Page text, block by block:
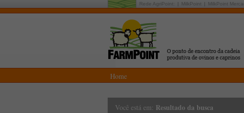
Rede AgriPoint: MilkPoint MilkPoint
Home
Você está em: Resultado da busca